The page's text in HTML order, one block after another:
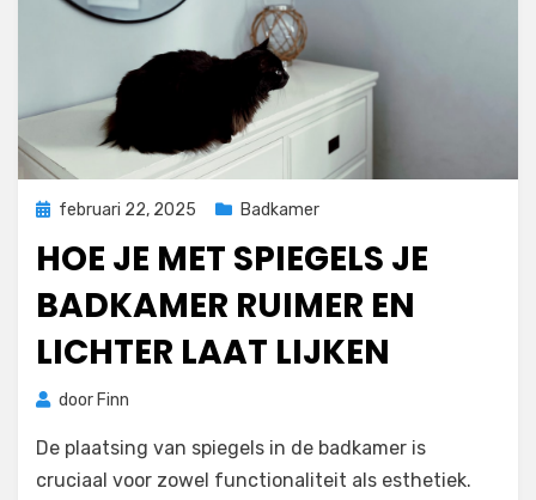
Geplaatst
februari 22, 2025 Badkamer
HOE JE MET SPIEGELS JE
BADKAMER RUIMER EN
LICHTER LAAT LIJKEN
door Finn
De plaatsing van spiegels in de badkamer is
cruciaal voor zowel functionaliteit als esthetiek.